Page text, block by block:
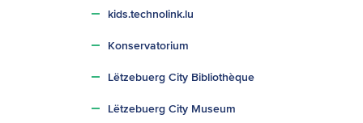
kids.technolink.lu
Konservatorium
Lëtzebuerg City Bibliothèque
Lëtzebuerg City Museum